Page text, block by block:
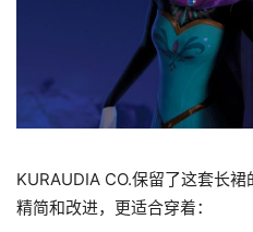
KURAUDIA CO.保留了这套长
精简和改进，更适合穿着：